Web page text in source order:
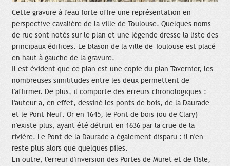
Cette gravure à l'eau forte offre une représentation en
perspective cavalière de la ville de Toulouse. Quelques noms
de rue sont notés sur le plan et une légende dresse la liste des
principaux édifices. Le blason de la ville de Toulouse est placé
en haut à gauche de la gravure.
Il est évident que ce plan est une copie du plan Tavernier, les
nombreuses similitudes entre les deux permettent de
l'affirmer. De plus, il comporte des erreurs chronologiques :
l'auteur a, en effet, dessiné les ponts de bois, de la Daurade
et le Pont-Neuf. Or en 1645, le Pont de bois (ou de Clary)
n'existe plus, ayant été détruit en 1636 par la crue de la
rivière. Le Pont de la Daurade a également disparu : il n'en
reste plus alors que quelques piles.
En outre, l'erreur d'inversion des Portes de Muret et de l'Isle,